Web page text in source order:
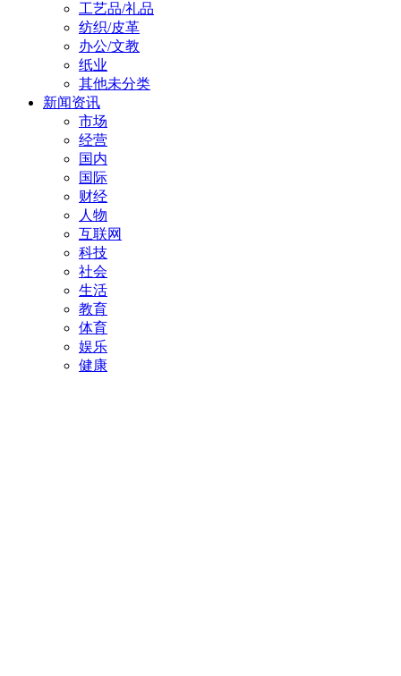
工艺品/礼品
纺织/皮革
办公/文教
纸业
其他未分类
新闻资讯
市场
经营
国内
国际
财经
人物
互联网
科技
社会
生活
教育
体育
娱乐
健康